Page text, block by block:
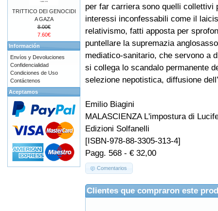
per far carriera sono quelli collettivi
interessi inconfessabili come il
relativismo, fatti apposta per
puntellare la supremazia
mediatico-sanitario, che servono a
si collega lo scandalo permanente
selezione nepotistica, diffusione
Emilio Biagini
MALASCIENZA L'impostura di
Edizioni Solfanelli
[ISBN-978-88-3305-313-4]
Pagg. 568 - € 32,00
Comentarios
Clientes que compraron este
TRITTICO DEI GENOCIDI
A GAZA
8.00€
7.60€
Información
Envíos y Devoluciones
Confidencialidad
Condiciones de Uso
Contáctenos
Aceptamos